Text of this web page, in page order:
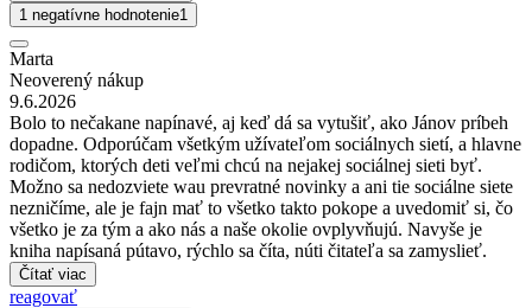
1 negatívne hodnotenie1
Marta
Neoverený nákup
9.6.2026
Bolo to nečakane napínavé, aj keď dá sa vytušiť, ako Jánov príbeh
dopadne. Odporúčam všetkým užívateľom sociálnych sietí, a hlavne
rodičom, ktorých deti veľmi chcú na nejakej sociálnej sieti byť.
Možno sa nedozviete wau prevratné novinky a ani tie sociálne siete
nezničíme, ale je fajn mať to všetko takto pokope a uvedomiť si, čo
všetko je za tým a ako nás a naše okolie ovplyvňujú. Navyše je
kniha napísaná pútavo, rýchlo sa číta, núti čitateľa sa zamyslieť.
Čítať viac
reagovať